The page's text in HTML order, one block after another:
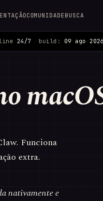
COMUNIDADEBUSCA
24/7 · build: 09 ago 2026
Funciona
extra.
nativamente e